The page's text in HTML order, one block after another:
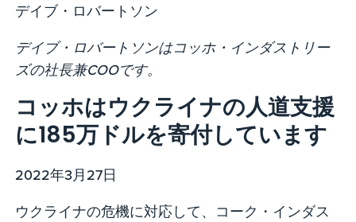
デイブ・ロバートソン
デイブ・ロバートソンはコッホ・インダストリー
ズの社長兼COOです。
コッホはウクライナの人道支援
に185万ドルを寄付しています
2022年3月27日
ウクライナの危機に対応して、コーク・インダス